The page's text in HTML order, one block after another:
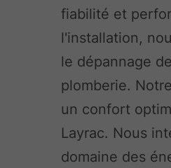
fiabilité et
l'installation,
le dépannage
plomberie.
un confort
Layrac. Nous
domaine des